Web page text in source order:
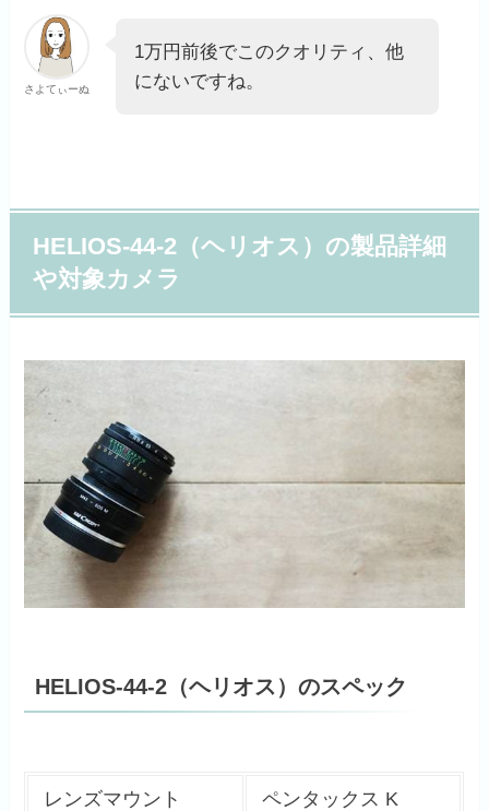
さよてぃーぬ
1万円前後でこのクオリティ、他
にないですね。
HELIOS-44-2（ヘリオス）の製品詳細
や対象カメラ
HELIOS-44-2（ヘリオス）のスペック
レンズマウント ペンタックス K